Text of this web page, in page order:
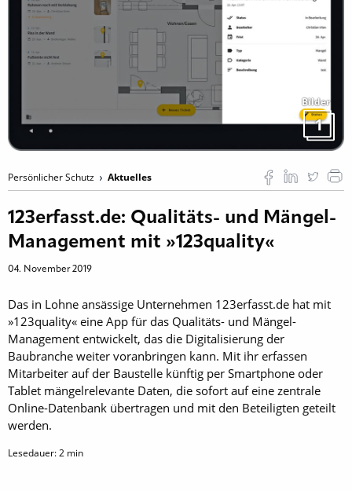
Bilder
1
Persönlicher Schutz Aktuelles
123erfasst.de: Qualitäts- und Mängel-
Management mit »123quality«
04. November 2019
Das in Lohne ansässige Unter­nehmen 123erfasst.de hat mit
»123quality« eine App für das Qualitäts- und Mängel-
Management entwickelt, das die Digitalisierung der
Baubranche weiter voranbringen kann. Mit ihr erfassen
Mitarbeiter auf der Baustelle künftig per Smartphone oder
Tablet mängelrelevante Daten, die sofort auf eine zentrale
Online-Datenbank übertragen und mit den Beteiligten geteilt
werden.
Lesedauer:2 min